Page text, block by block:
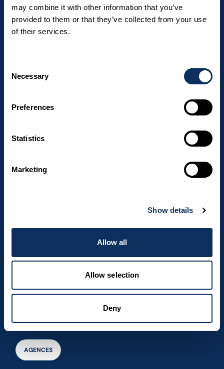
may combine it with other information that you’ve
provided to them or that they’ve collected from your use
of their services.
Selection
Necessary
Preferences
Statistics
Marketing
Show details
Allow all
Allow selection
Deny
Afrique du Sud
Costa Rica
Argentine
Açores
Île Maurice
Contact
(+352) 28 32 6 - 334
agence.wltt@tgl.lu
lu–ve 09h00–18h00, sa-di fermé.
AGENCES